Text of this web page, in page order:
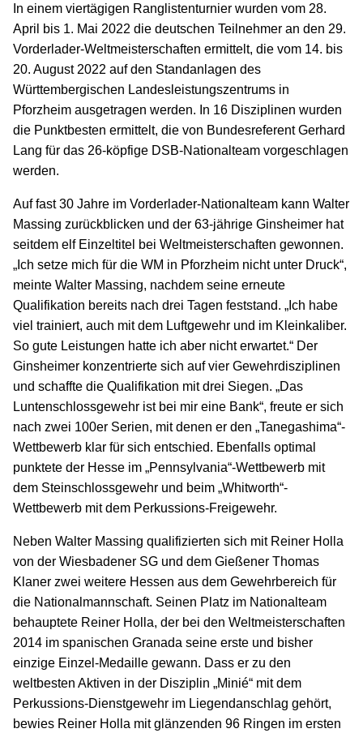
In einem viertägigen Ranglistenturnier wurden vom 28.
April bis 1. Mai 2022 die deutschen Teilnehmer an den 29.
Vorderlader-Weltmeisterschaften ermittelt, die vom 14. bis
20. August 2022 auf den Standanlagen des
Württembergischen Landesleistungszentrums in
Pforzheim ausgetragen werden. In 16 Disziplinen wurden
die Punktbesten ermittelt, die von Bundesreferent Gerhard
Lang für das 26-köpfige DSB-Nationalteam vorgeschlagen
werden.
Auf fast 30 Jahre im Vorderlader-Nationalteam kann Walter
Massing zurückblicken und der 63-jährige Ginsheimer hat
seitdem elf Einzeltitel bei Weltmeisterschaften gewonnen.
„Ich setze mich für die WM in Pforzheim nicht unter Druck“,
meinte Walter Massing, nachdem seine erneute
Qualifikation bereits nach drei Tagen feststand. „Ich habe
viel trainiert, auch mit dem Luftgewehr und im Kleinkaliber.
So gute Leistungen hatte ich aber nicht erwartet.“ Der
Ginsheimer konzentrierte sich auf vier Gewehrdisziplinen
und schaffte die Qualifikation mit drei Siegen. „Das
Luntenschlossgewehr ist bei mir eine Bank“, freute er sich
nach zwei 100er Serien, mit denen er den „Tanegashima“-
Wettbewerb klar für sich entschied. Ebenfalls optimal
punktete der Hesse im „Pennsylvania“-Wettbewerb mit
dem Steinschlossgewehr und beim „Whitworth“-
Wettbewerb mit dem Perkussions-Freigewehr.
Neben Walter Massing qualifizierten sich mit Reiner Holla
von der Wiesbadener SG und dem Gießener Thomas
Klaner zwei weitere Hessen aus dem Gewehrbereich für
die Nationalmannschaft. Seinen Platz im Nationalteam
behauptete Reiner Holla, der bei den Weltmeisterschaften
2014 im spanischen Granada seine erste und bisher
einzige Einzel-Medaille gewann. Dass er zu den
weltbesten Aktiven in der Disziplin „Minié“ mit dem
Perkussions-Dienstgewehr im Liegendanschlag gehört,
bewies Reiner Holla mit glänzenden 96 Ringen im ersten